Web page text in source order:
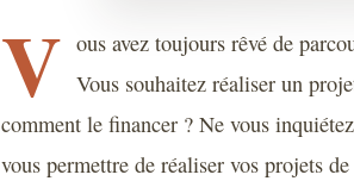
V ous avez toujours rêvé de
Vous souhaitez réaliser un
comment le financer ? Ne vous
vous permettre de réaliser vos projets